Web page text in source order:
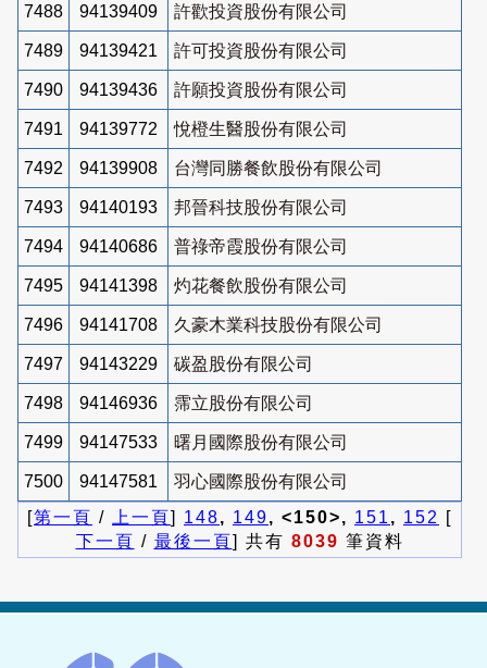
7488 94139409 許歡投資股份有限公司
7489 94139421 許可投資股份有限公司
7490 94139436 許願投資股份有限公司
7491 94139772 悅橙生醫股份有限公司
7492 94139908 台灣同勝餐飲股份有限公司
7493 94140193 邦晉科技股份有限公司
7494 94140686 普祿帝霞股份有限公司
7495 94141398 灼花餐飲股份有限公司
7496 94141708 久豪木業科技股份有限公司
7497 94143229 碳盈股份有限公司
7498 94146936 霈立股份有限公司
7499 94147533 曙月國際股份有限公司
7500 94147581
羽心國際股份有限公司
[第一頁 / 上一頁] 148, 149, <150>, 151 , 152
[
下一頁 / 最後一頁] 共有 8039 筆資料